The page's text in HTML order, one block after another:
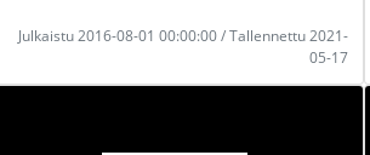
Julkaistu 2016-08-01 00:00:00 / Tallennettu 2021-
05-17